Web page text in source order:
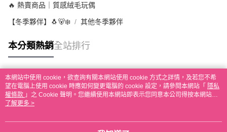
🔥 熱賣商品｜質感絨毛玩偶
【冬季夥伴】🐧🐻‍❄️ 其他冬季夥伴
本分類熱銷全站排行
熱門標籤
本網站中使用 cookie，欲查詢有關本網站使用 cookie 方式之詳情，及若您不希
望在電腦上使用 cookie 時應如何變更電腦的 cookie 設定，請參閱本網站「 隱私
權條款 」之 Cookie 聲明。您繼續使用本網站即表示您同意本公司得按本網站使
用條款之 Cookie 聲明使用 cookie。
了解更多 >